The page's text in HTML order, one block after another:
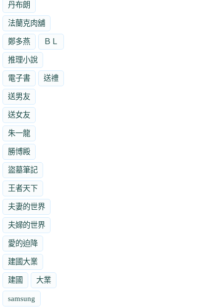
丹布朗
法蘭克肉舖
鄭多燕 ＢＬ
推理小說
電子書 送禮
送男友
送女友
朱一龍
勝博殿
盜墓筆記
王者天下
夫妻的世界
夫婦的世界
愛的迫降
建國大業
建國 大業
samsung